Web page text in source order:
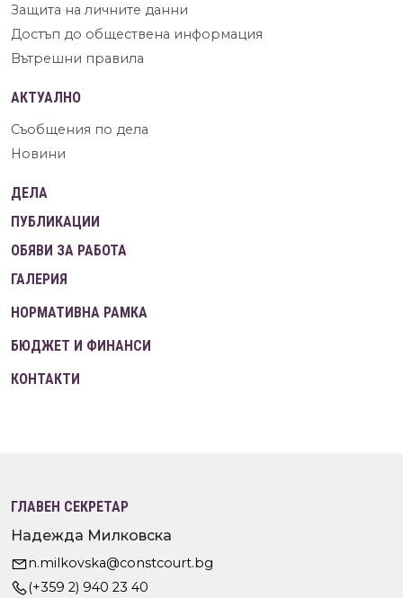
Защита на личните данни
Достъп до обществена информация
Вътрешни правила
АКТУАЛНО
Съобщения по дела
Новини
ДЕЛА
ПУБЛИКАЦИИ
ОБЯВИ ЗА РАБОТА
ГАЛЕРИЯ
НОРМАТИВНА РАМКА
БЮДЖЕТ И ФИНАНСИ
КОНТАКТИ
ГЛАВЕН СЕКРЕТАР
Надежда Милковска
n.milkovska@constcourt.bg
(+359 2) 940 23 40